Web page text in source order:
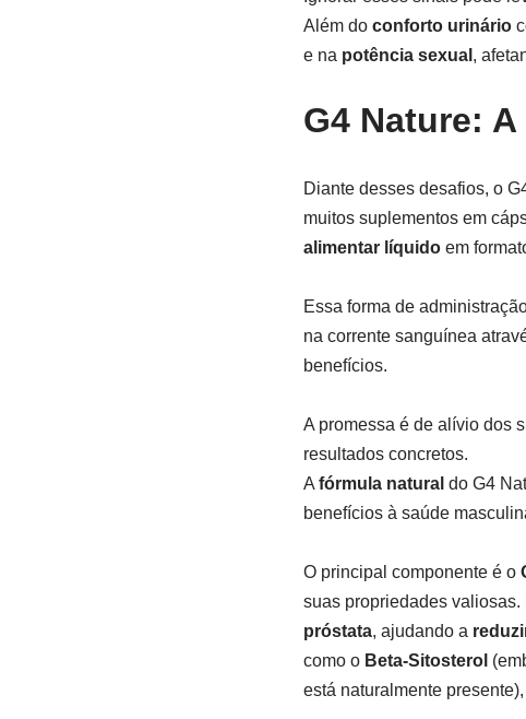
Além do conforto urinário
e na potência sexual ,
G4 Nature:
Diante desses desafios, o
muitos suplementos em
alimentar líquidoem
Essa forma de
na corrente sanguínea
benefícios.
A promessa é de alívio dos
resultados concretos.
A fórmula natural do G4
benefícios à saúde
O principal componente é o
suas propriedades
próstata, ajudando a
como o Beta-Sitosterol
está naturalmente